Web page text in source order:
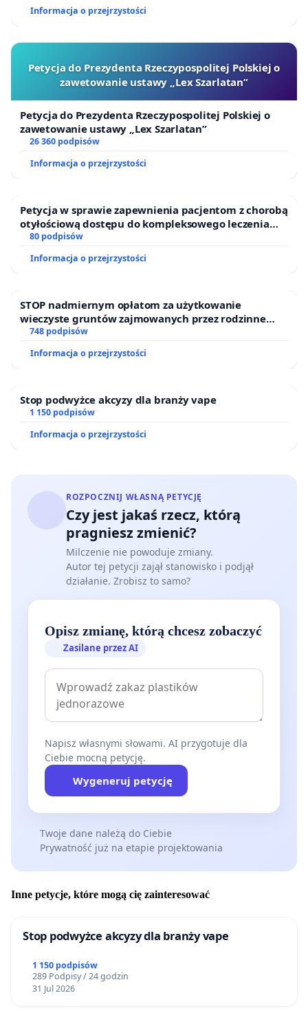
Informacja o przejrzystości
Petycja do Prezydenta Rzeczypospolitej Polskiej o
zawetowanie ustawy „Lex Szarlatan”
Petycja do Prezydenta Rzeczypospolitej Polskiej o
zawetowanie ustawy „Lex Szarlatan”
26 360 podpisów
Informacja o przejrzystości
Petycja w sprawie zapewnienia pacjentom z chorobą
otyłościową dostępu do kompleksowego leczenia
oraz programów profilaktycznych.
80 podpisów
Informacja o przejrzystości
STOP nadmiernym opłatom za użytkowanie
wieczyste gruntów zajmowanych przez rodzinne
ogrody działkowe.
748 podpisów
Informacja o przejrzystości
Stop podwyżce akcyzy dla branży vape
1 150 podpisów
Informacja o przejrzystości
ROZPOCZNIJ WŁASNĄ PETYCJĘ
Czy jest jakaś rzecz, którą
pragniesz zmienić?
Milczenie nie powoduje zmiany.
Autor tej petycji zajął stanowisko i podjął
działanie. Zrobisz to samo?
Opisz zmianę, którą chcesz zobaczyć
Zasilane przez AI
Napisz własnymi słowami. AI przygotuje dla
Ciebie mocną petycję.
Wygeneruj petycję
Twoje dane należą do Ciebie
Prywatność już na etapie projektowania
Inne petycje, które mogą cię zainteresować
Stop podwyżce akcyzy dla branży vape
1 150 podpisów
289 Podpisy / 24 godzin
31 Jul 2026